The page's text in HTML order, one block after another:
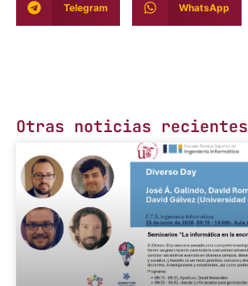
Telegram WhatsApp
Otras noticias recientes